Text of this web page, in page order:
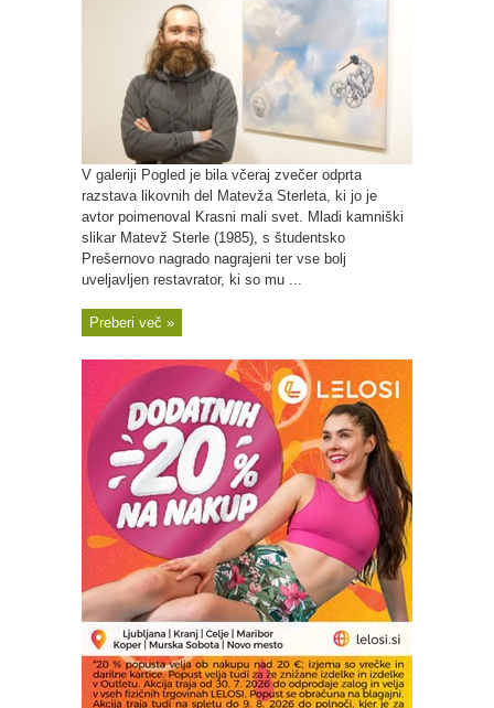
V galeriji Pogled je bila včeraj zvečer odprta
razstava likovnih del Matevža Sterleta, ki jo je
avtor poimenoval Krasni mali svet. Mladi kamniški
slikar Matevž Sterle (1985), s študentsko
Prešernovo nagrado nagrajeni ter vse bolj
uveljavljen restavrator, ki so mu ...
Preberi več »